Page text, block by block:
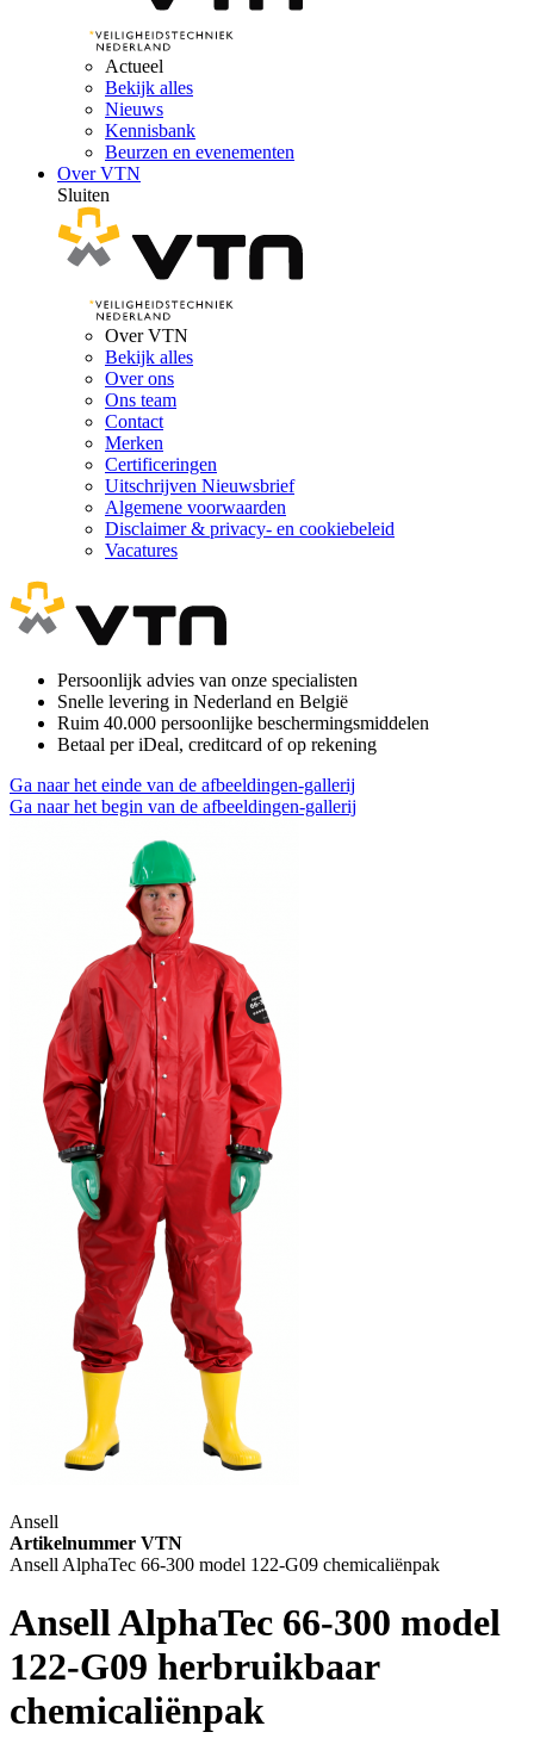
Actueel
Bekijk alles
Nieuws
Kennisbank
Beurzen en evenementen
Over VTN
Sluiten
Over VTN
Bekijk alles
Over ons
Ons team
Contact
Merken
Certificeringen
Uitschrijven Nieuwsbrief
Algemene voorwaarden
Disclaimer & privacy- en cookiebeleid
Vacatures
Persoonlijk advies van onze specialisten
Snelle levering in Nederland en België
Ruim 40.000 persoonlijke beschermingsmiddelen
Betaal per iDeal, creditcard of op rekening
Ga naar het einde van de afbeeldingen-gallerij
Ga naar het begin van de afbeeldingen-gallerij
Ansell
Artikelnummer VTN
Ansell AlphaTec 66-300 model 122-G09 chemicaliënpak
Ansell AlphaTec 66-300 model
122-G09 herbruikbaar
chemicaliënpak